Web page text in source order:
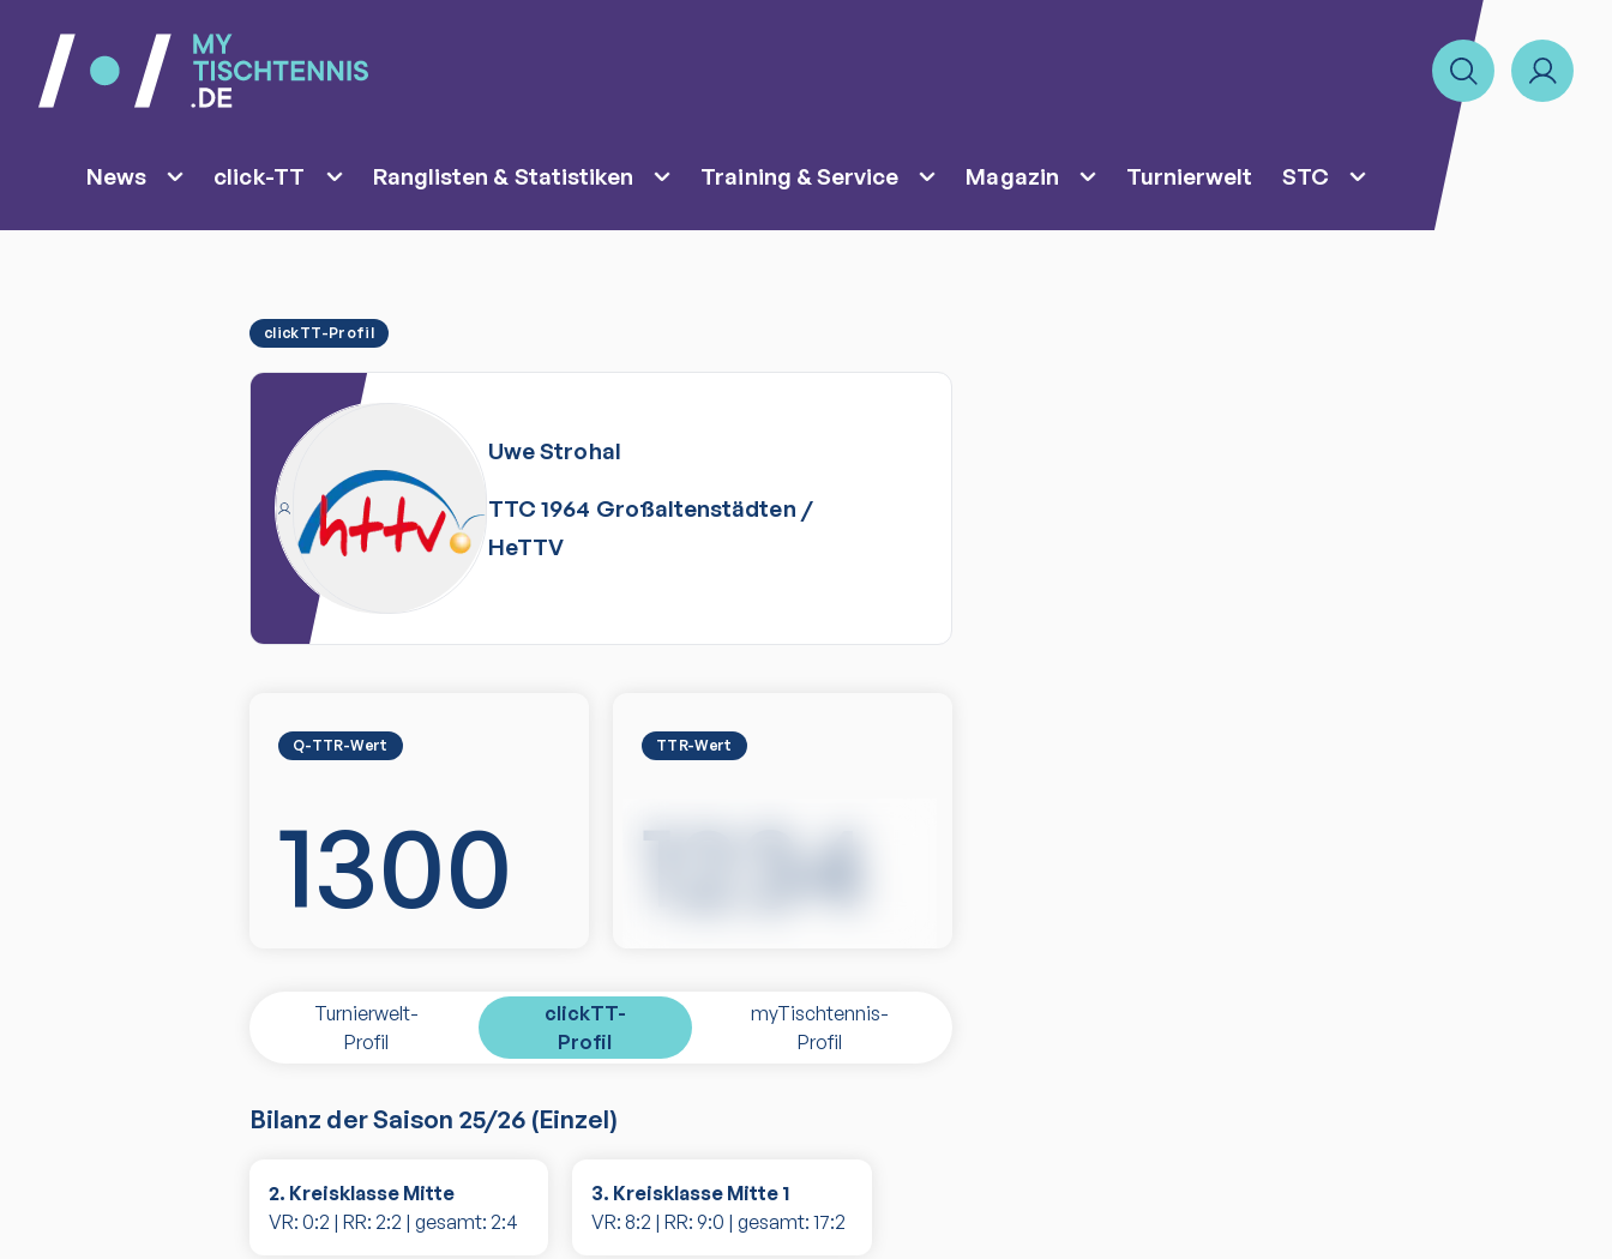
News click-TT Ranglisten & Statistiken Training & Service Magazin Turnierwelt STC
clickTT-Profil
UweStrohal
TTC 1964 Großaltenstädten /
HeTTV
Q-TTR-Wert
1300
TTR-Wert
1234
Turnierwelt-
Profil
clickTT-
Profil
myTischtennis-
Profil
Bilanz der Saison 25/26 (Einzel)
2. Kreisklasse Mitte
VR: 0:2 | RR: 2:2 | gesamt: 2:4
3. Kreisklasse Mitte 1
VR:8:2 | RR: 9:0 | gesamt: 17:2